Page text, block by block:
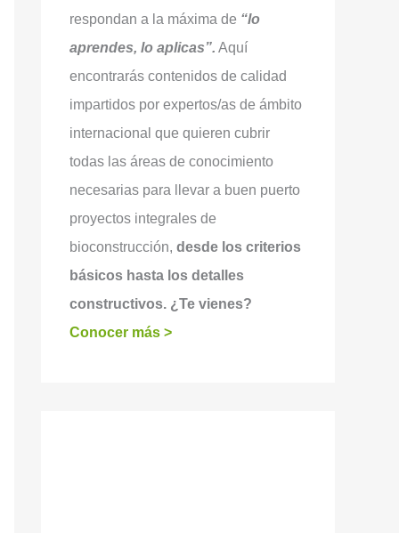
respondan a la máxima de “lo
aprendes, lo aplicas”. Aquí
encontrarás contenidos de calidad
impartidos por expertos/as de ámbito
internacional que quieren cubrir
todas las áreas de conocimiento
necesarias para llevar a buen puerto
proyectos integrales de
bioconstrucción, desde los criterios
básicos hasta los detalles
constructivos. ¿Te vienes?
Conocer más >